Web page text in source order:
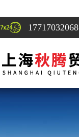
17717032068